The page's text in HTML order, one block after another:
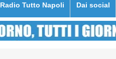
Radio Tutto Napoli Dai social